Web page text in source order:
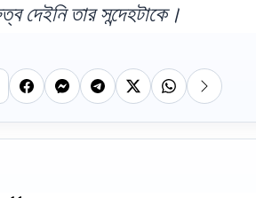
দেইনি তার সন্দেহটাকে।